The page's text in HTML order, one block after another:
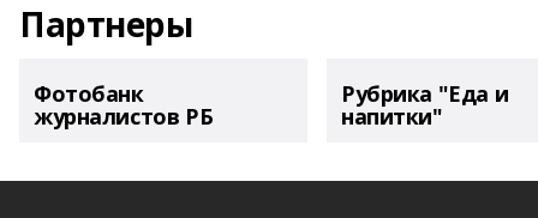
Партнеры
Фотобанк
журналистов РБ
Рубрика "Еда и
напитки"